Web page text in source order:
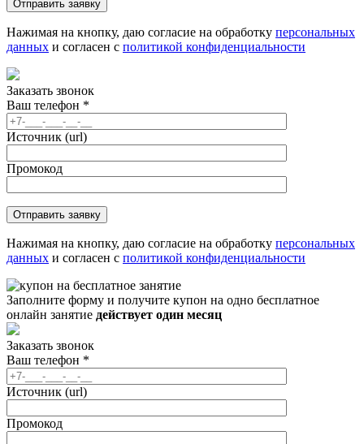
Нажимая на кнопку, даю согласие на обработку персональных
данных и согласен с политикой конфиденциальности
Заказать звонок
Ваш телефон *
Источник (url)
Промокод
Нажимая на кнопку, даю согласие на обработку персональных
данных и согласен с политикой конфиденциальности
Заполните форму и получите купон на одно бесплатное
онлайн занятие действует один месяц
Заказать звонок
Ваш телефон *
Источник (url)
Промокод